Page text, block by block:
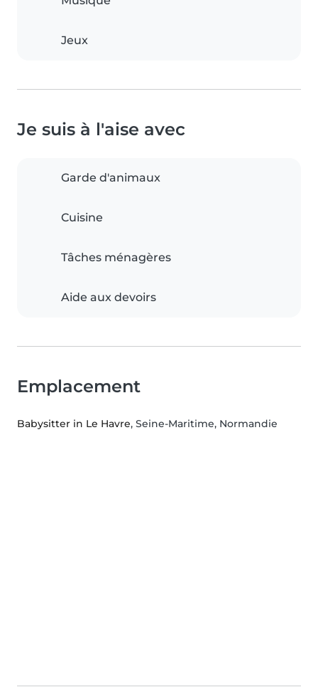
Jeux
Je suis à l'aise avec
Garde d'animaux
Cuisine
Tâches ménagères
Aide aux devoirs
Emplacement
Babysitter in Le Havre, Seine-Maritime, Normandie